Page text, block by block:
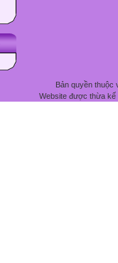
Bản quyền thuộc
Website được thừa